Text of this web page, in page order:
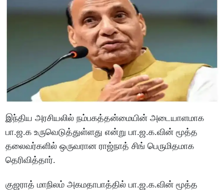
இந்திய அரசியலில் நம்பகத்தன்மையின் அடையாளமாக
பா.ஜ.க உருவெடுத்துள்ளது என்று பா.ஜ.க.வின் மூத்த
தலைவர்களில் ஒருவரான ராஜ்நாத் சிங் பெருமிதமாக
தெரிவித்தார்.
குஜராத் மாநிலம் அகமதாபாத்தில் பா.ஜ.க.வின் மூத்த